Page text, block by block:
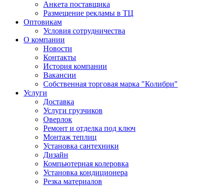
Анкета поставщика
Размещение рекламы в ТЦ
Оптовикам
Условия сотрудничества
О компании
Новости
Контакты
История компании
Вакансии
Собственная торговая марка "Колибри"
Услуги
Доставка
Услуги грузчиков
Оверлок
Ремонт и отделка под ключ
Монтаж теплиц
Установка сантехники
Дизайн
Компьютерная колеровка
Установка кондиционера
Резка материалов